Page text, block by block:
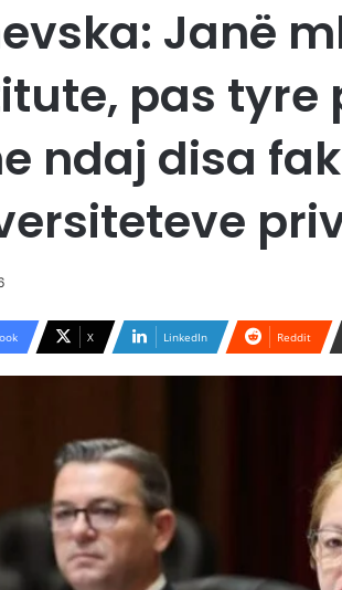
Janë
pas tyre
ndaj disa
X LinkedIn Reddit